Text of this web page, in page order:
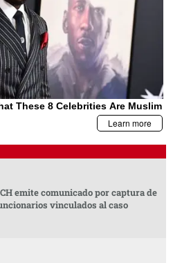
emite comunicado por captura de
vinculados al caso